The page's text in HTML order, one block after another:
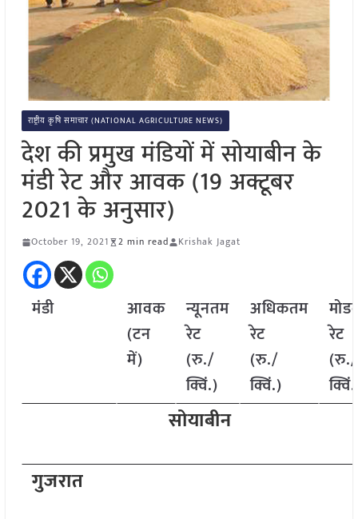
राष्ट्रीय कृषि समाचार (NATIONAL AGRICULTURE NEWS)
देश की प्रमुख मंडियों में सोयाबीन के
मंडी रेट और आवक (19 अक्टूबर
2021 के अनुसार)
October 19, 2021 2 min read Krishak Jagat
मंडी
आवक
(टन
में)
न्यूनतम
रेट
(रु./
क्विं.)
अधिकतम
रेट
(रु./
क्विं.)
रेट
(रु./
सोयाबीन
गुजरात